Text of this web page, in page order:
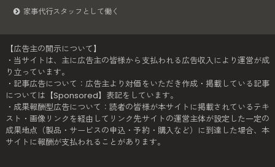
家事代行スタッフとして働く
【広告主の開示について】
・当サイトは、主に広告主の皆様から支払われる広告収入により運営が成
り立っています。
・記事広告について：広告主より対価をいただき作成・掲載している記事
については【Sponsored】表記をしています。
・成果報酬型広告について：読者の皆様が本サイトに掲載されているテキ
スト・画像リンクを経由してリンク先サイトの運営主体が設定した一定の
成果地点（製品・サービスの申込・予約・購入など）に到達した場合、本
サイトに報酬が支払われることがあります。